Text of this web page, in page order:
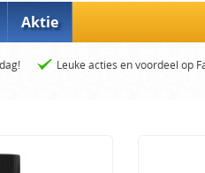
Aktie
Leuke acties en voordeel op